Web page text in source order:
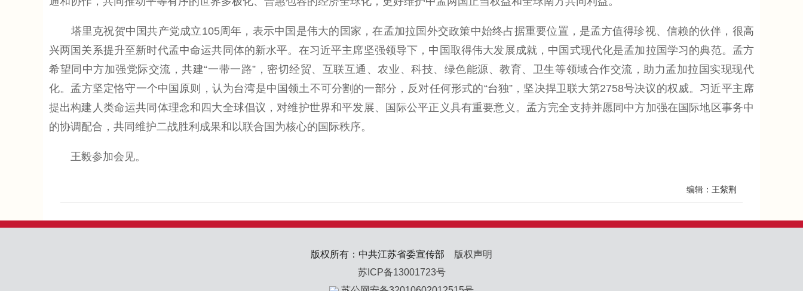
塔里克祝贺中国共产党成立105周年，表示中国是伟大的国家，在孟加拉国外交政策中始终占据重要位置，是孟方值得珍视、信赖的伙伴，很高
兴两国关系提升至新时代孟中命运共同体的新水平。在习近平主席坚强领导下，中国取得伟大发展成就，中国式现代化是孟加拉国学习的典范。孟方
希望同中方加强党际交流，共建“一带一路”，密切经贸、互联互通、农业、科技、绿色能源、教育、卫生等领域合作交流，助力孟加拉国实现现代
化。孟方坚定恪守一个中国原则，认为台湾是中国领土不可分割的一部分，反对任何形式的“台独”，坚决捍卫联大第2758号决议的权威。习近平主席
提出构建人类命运共同体理念和四大全球倡议，对维护世界和平发展、国际公平正义具有重要意义。孟方完全支持并愿同中方加强在国际地区事务中
的协调配合，共同维护二战胜利成果和以联合国为核心的国际秩序。
王毅参加会见。
编辑：王紫荆
版权所有：中共江苏省委宣传部 版权声明
苏ICP备13001723号